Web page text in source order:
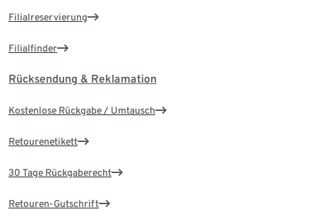
Filialreservierung
Filialfinder
Rücksendung & Reklamation
Kostenlose Rückgabe / Umtausch
Retourenetikett
30 Tage Rückgaberecht
Retouren-Gutschrift